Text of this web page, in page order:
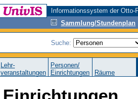
Informationssystem der
Sammlung/Stundenplan
Suche:
Lehr-
veranstaltungen
Personen/
Einrichtungen
Räume